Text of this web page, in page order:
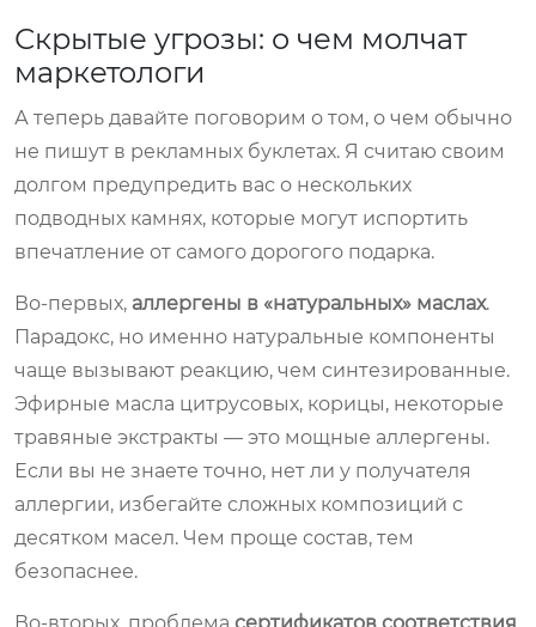
Скрытые угрозы: о чем молчат
маркетологи
А теперь давайте поговорим о том, о чем обычно
не пишут в рекламных буклетах. Я считаю своим
долгом предупредить вас о нескольких
подводных камнях, которые могут испортить
впечатление от самого дорогого подарка.
Во-первых, аллергены в «натуральных» маслах.
Парадокс, но именно натуральные компоненты
чаще вызывают реакцию, чем синтезированные.
Эфирные масла цитрусовых, корицы, некоторые
травяные экстракты — это мощные аллергены.
Если вы не знаете точно, нет ли у получателя
аллергии, избегайте сложных композиций с
десятком масел. Чем проще состав, тем
безопаснее.
Во-вторых, проблема сертификатов соответствия.